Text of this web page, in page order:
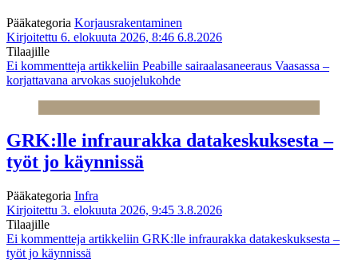
Pääkategoria Korjausrakentaminen
Kirjoitettu 6. elokuuta 2026, 8:46 6.8.2026
Tilaajille
Ei kommentteja artikkeliin Peabille sairaalasaneeraus Vaasassa –
korjattavana arvokas suojelukohde
GRK:lle infraurakka datakeskuksesta –
työt jo käynnissä
Pääkategoria Infra
Kirjoitettu 3. elokuuta 2026, 9:45 3.8.2026
Tilaajille
Ei kommentteja artikkeliin GRK:lle infraurakka datakeskuksesta –
työt jo käynnissä